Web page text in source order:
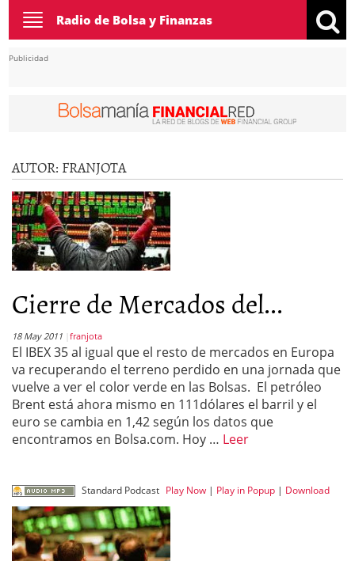
Toggle
navigation
Radio de Bolsa y Finanzas
Publicidad
AUTOR: FRANJOTA
Cierre de Mercados del...
18 May 2011 franjota
El IBEX 35 al igual que el resto de mercados en Europa
va recuperando el terreno perdido en una jornada que
vuelve a ver el color verde en las Bolsas. El petróleo
Brent está ahora mismo en 111dólares el barril y el
euro se cambia en 1,42 según los datos que
encontramos en Bolsa.com. Hoy … Leer
Standard Podcast Play Now| Play in Popup| Download